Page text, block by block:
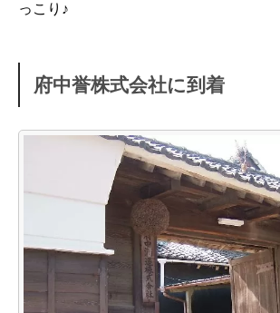
っこり♪
府中誉株式会社に到着